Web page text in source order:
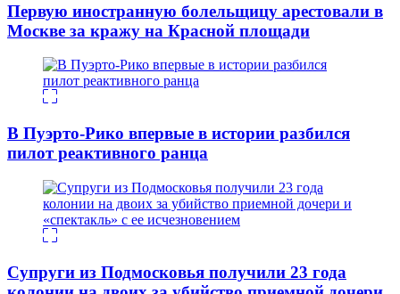
Первую иностранную болельщицу арестовали в
Москве за кражу на Красной площади
В Пуэрто-Рико впервые в истории разбился
пилот реактивного ранца
Супруги из Подмосковья получили 23 года